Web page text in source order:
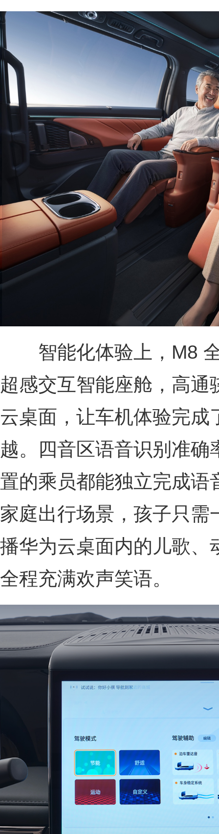
智能化体验上，M8 全
超感交互智能座舱，高
云桌面，让车机体验完成
越。四音区语音识别准
置的乘员都能独立完成语
家庭出行场景，孩子只需
播华为云桌面内的儿歌、
全程充满欢声笑语。